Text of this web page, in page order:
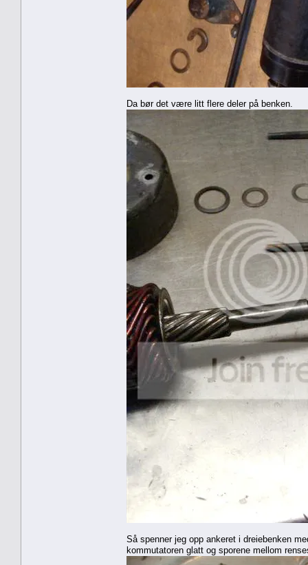
Da bør det være litt flere deler på benken.
Så spenner jeg opp ankeret i dreiebenken
kommutatoren glatt og sporene mellom